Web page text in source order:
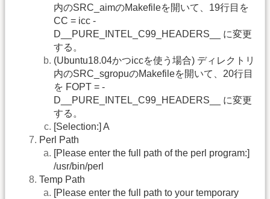
内のSRC_aimのMakefileを開いて、19行目を
CC = icc -
D__PURE_INTEL_C99_HEADERS__ に変更
する。
(Ubuntu18.04かつiccを使う場合) ディレクトリ
内のSRC_sgropuのMakefileを開いて、20行目
を FOPT = -
D__PURE_INTEL_C99_HEADERS__ に変更
する。
[Selection:] A
Perl Path
[Please enter the full path of the perl program:]
/usr/bin/perl
Temp Path
[Please enter the full path to your temporary